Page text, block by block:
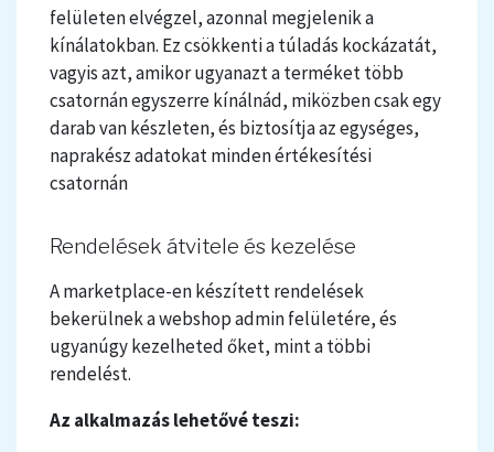
felületen elvégzel, azonnal megjelenik a
kínálatokban. Ez csökkenti a túladás kockázatát,
vagyis azt, amikor ugyanazt a terméket több
csatornán egyszerre kínálnád, miközben csak egy
darab van készleten, és biztosítja az egységes,
naprakész adatokat minden értékesítési
csatornán
Rendelések átvitele és kezelése
A marketplace-en készített rendelések
bekerülnek a webshop admin felületére, és
ugyanúgy kezelheted őket, mint a többi
rendelést.
Az alkalmazás lehetővé teszi: